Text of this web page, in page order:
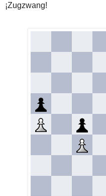
¡Zugzwang!